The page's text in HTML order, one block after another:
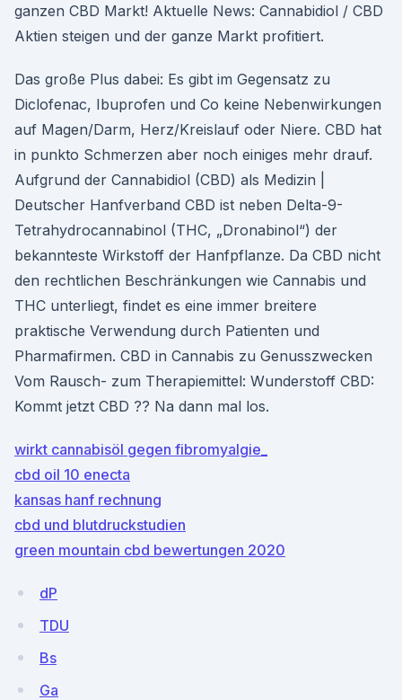
ganzen CBD Markt! Aktuelle News: Cannabidiol / CBD
Aktien steigen und der ganze Markt profitiert.
Das große Plus dabei: Es gibt im Gegensatz zu
Diclofenac, Ibuprofen und Co keine Nebenwirkungen
auf Magen/Darm, Herz/Kreislauf oder Niere. CBD hat
in punkto Schmerzen aber noch einiges mehr drauf.
Aufgrund der Cannabidiol (CBD) als Medizin |
Deutscher Hanfverband CBD ist neben Delta-9-
Tetrahydrocannabinol (THC, „Dronabinol“) der
bekannteste Wirkstoff der Hanfpflanze. Da CBD nicht
den rechtlichen Beschränkungen wie Cannabis und
THC unterliegt, findet es eine immer breitere
praktische Verwendung durch Patienten und
Pharmafirmen. CBD in Cannabis zu Genusszwecken
Vom Rausch- zum Therapiemittel: Wunderstoff CBD:
Kommt jetzt CBD ?? Na dann mal los.
wirkt cannabisöl gegen fibromyalgie_
cbd oil 10 enecta
kansas hanf rechnung
cbd und blutdruckstudien
green mountain cbd bewertungen 2020
dP
TDU
Bs
Ga